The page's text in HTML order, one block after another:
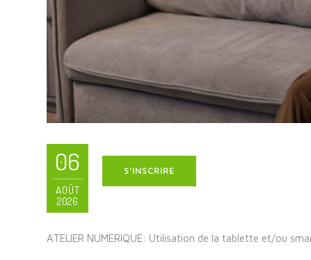
06
AOÛT
2026
S'INSCRIRE
ATELIER NUMERIQUE: Utilisation de la tablette et/ou